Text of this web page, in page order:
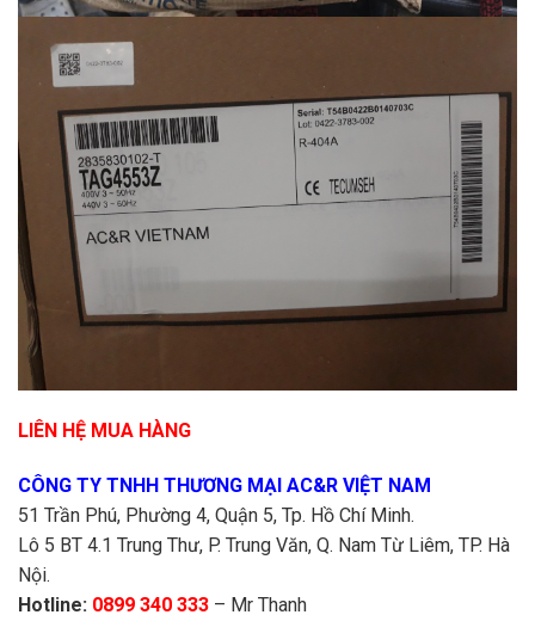
LIÊN HỆ MUA HÀNG
CÔNG TY TNHH THƯƠNG MẠI AC&R VIỆT NAM
51 Trần Phú, Phường 4, Quận 5, Tp. Hồ Chí Minh.
Lô 5 BT 4.1 Trung Thư, P. Trung Văn, Q. Nam Từ Liêm, TP. Hà
Nội.
Hotline: 0899 340 333 – Mr Thanh